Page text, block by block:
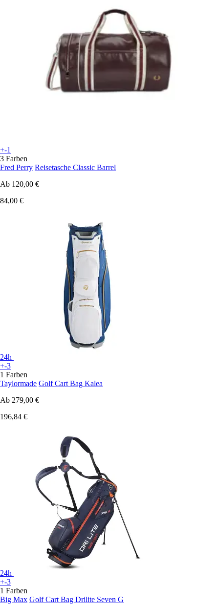
+-1
3 Farben
Fred Perry Reisetasche Classic Barrel
Ab 120,00 €
84,00 €
24h
+-3
1 Farben
Taylormade Golf Cart Bag Kalea
Ab 279,00 €
196,84 €
24h
+-3
1 Farben
Big Max Golf Cart Bag Drilite Seven G